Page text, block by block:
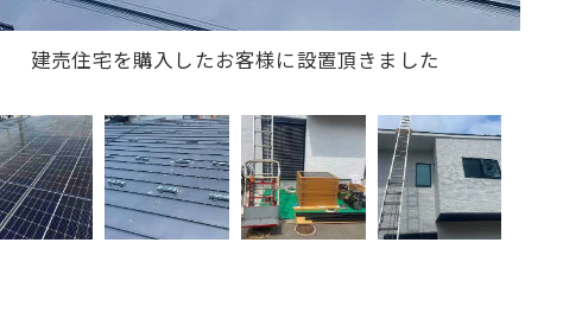
建売住宅を購入したお客様に設置頂きました